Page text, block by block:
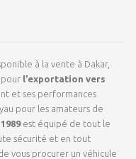
à la vente à Dakar,
pour l’exportation vers
et ses performances
pour les amateurs de
est équipé de tout le
sécurité et en tout
vous procurer un véhicule